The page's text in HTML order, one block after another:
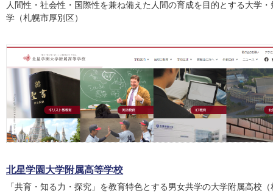
人間性・社会性・国際性を兼ね備えた人間の育成を目的とする大学・
学（札幌市厚別区）
北星学園大学附属高等学校
「共育・知る力・探究」を教育特色とする男女共学の大学附属高校（